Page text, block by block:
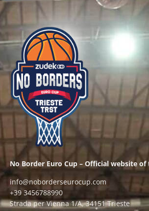
No Border Euro Cup – Official website
info@noborderseurocup.com
+39 3456788990
Strada per Vienna 1/A, 34151 Trieste